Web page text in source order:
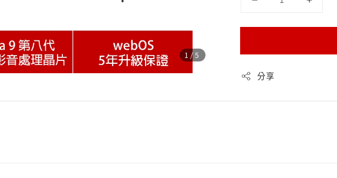
1 /5
分享